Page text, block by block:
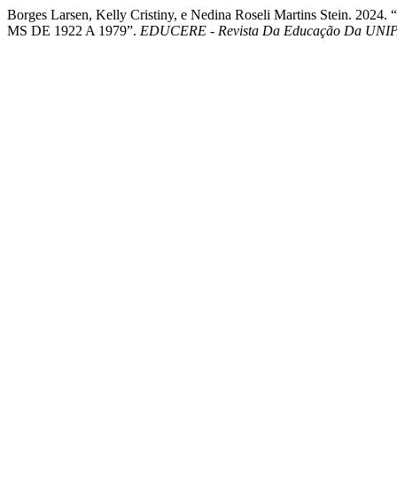
Borges Larsen, Kelly Cristiny, e Nedina Roseli Martins Stein.
MS DE 1922 A 1979”. EDUCERE - Revista Da Educação Da